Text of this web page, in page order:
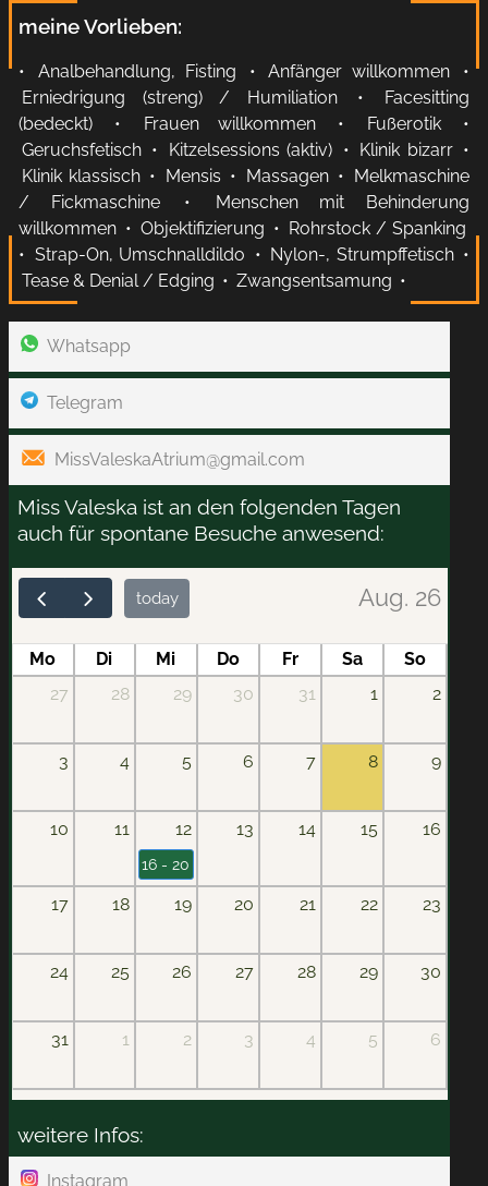
meine Vorlieben:
• Analbehandlung, Fisting • Anfänger willkommen
•
Erniedrigung (streng) / Humiliation
•
Facesitting
(bedeckt)
• Frauen willkommen • Fußerotik
•
Geruchsfetisch • Kitzelsessions (aktiv) • Klinik bizarr •
Klinik klassisch • Mensis • Massagen •
Melkmaschine
/ Fickmaschine
•
Menschen mit Behinderung
willkommen • Objektifizierung • Rohrstock / Spanking
• Strap-On, Umschnalldildo • Nylon-, Strumpffetisch •
Tease & Denial / Edging • Zwangsentsamung •
Whatsapp
Telegram
MissValeskaAtrium@gmail.com
Miss Valeska ist an den folgenden Tagen
auch für spontane Besuche anwesend:
today Aug. 26
Mo Di Mi Do Fr Sa
So
27
28 29 30 31 1 2
3 4 5 6 7 8 9
10 11 12
16 - 20
13 14 15 16
17 18 19 20 21 22 23
24 25 26 27 28 29 30
31 1 2 3 4 5 6
weitere Infos:
Instagram